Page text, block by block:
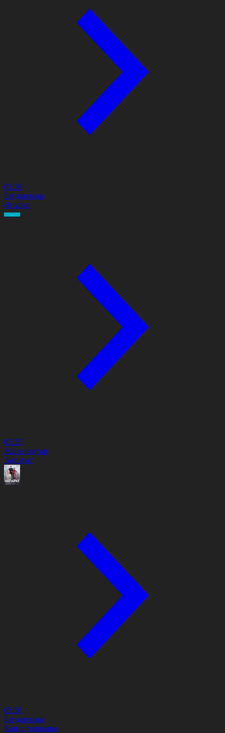
05:30
Бағдарлама
Әнұран
05:35
Жаңалықтар
Ақпарат
05:50
Бағдарлама
Көңіл толқыны